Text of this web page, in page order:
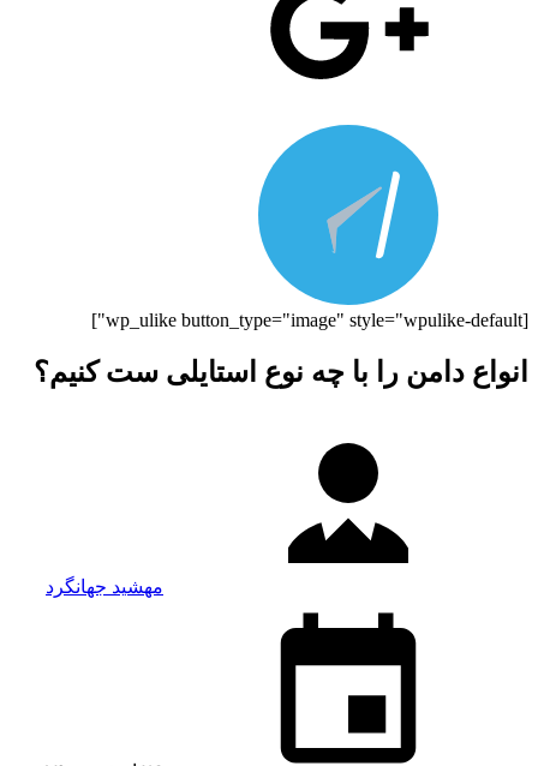
[wp_ulike button_type="image" style="wpulike-default"]
انواع دامن را با چه نوع استایلی ست کنیم؟
مهشید جهانگرد